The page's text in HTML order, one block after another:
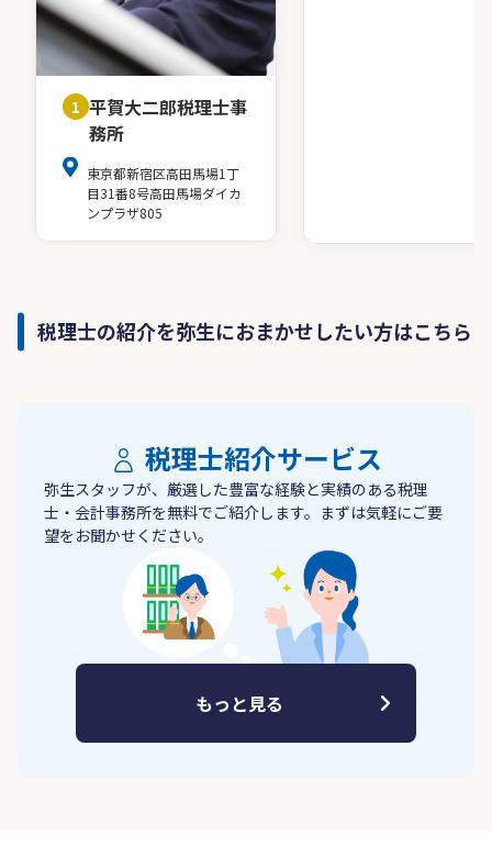
1 平賀大二郎税理士事
務所
東京都新宿区高田馬場1丁
目31番8号高田馬場ダイカ
ンプラザ805
税理士の紹介を弥生におまかせしたい方はこちら
税理士紹介サービス
弥生スタッフが、厳選した豊富な経験と実績のある税理
士・会計事務所を無料でご紹介します。まずは気軽にご要
望をお聞かせください。
もっと見る